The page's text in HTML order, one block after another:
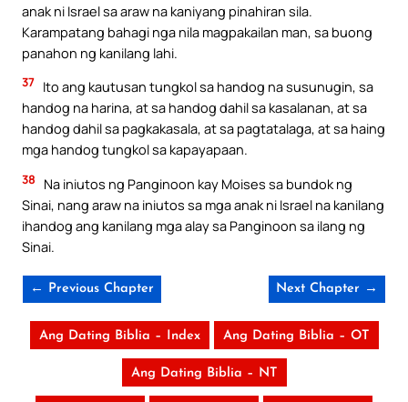
anak ni Israel sa araw na kaniyang pinahiran sila.
Karampatang bahagi nga nila magpakailan man, sa buong
panahon ng kanilang lahi.
37 Ito ang kautusan tungkol sa handog na susunugin, sa
handog na harina, at sa handog dahil sa kasalanan, at sa
handog dahil sa pagkakasala, at sa pagtatalaga, at sa haing
mga handog tungkol sa kapayapaan.
38
Na iniutos ng Panginoon kay Moises sa bundok ng
Sinai, nang araw na iniutos sa mga anak ni Israel na kanilang
ihandog ang kanilang mga alay sa Panginoon sa ilang ng
Sinai.
← Previous Chapter Next Chapter →
Ang Dating Biblia – Index Ang Dating Biblia – OT
Ang Dating Biblia – NT